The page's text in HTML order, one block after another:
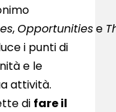
,Opportunitiese
i punti di
e le
attività.
di fare il